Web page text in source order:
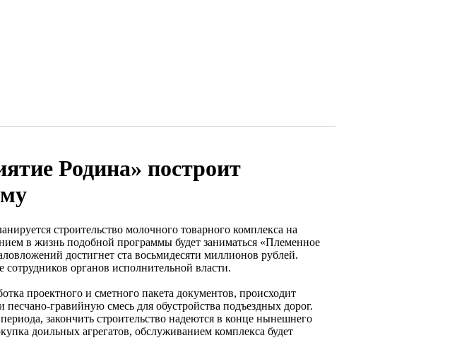
Родина» построит
строительство молочного товарного комплекса на
в жизнь подобной программы будет заниматься «Племенное
достигнет ста восьмидесяти миллионов рублей.
органов исполнительной власти.
проектного и сметного пакета документов, происходит
гравийную смесь для обустройства подъездных дорог.
закончить строительство надеются в конце нынешнего
доильных агрегатов, обслуживанием комплекса будет